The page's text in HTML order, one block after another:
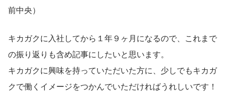
前中央）
キカガクに入社してから１年９ヶ月になるので、これまで
の振り返りも含め記事にしたいと思います。
キカガクに興味を持っていただいた方に、少しでもキカガ
クで働くイメージをつかんでいただければうれしいです！